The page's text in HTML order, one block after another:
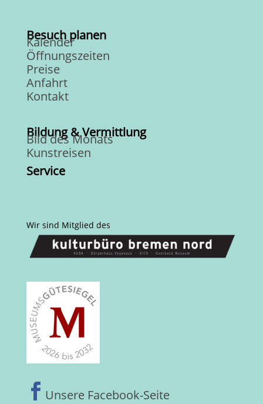
Besuch planen
Kalender
Öffnungszeiten
Preise
Anfahrt
Kontakt
Bildung & Vermittlung
Bild des Monats
Kunstreisen
Service
Wir sind Mitglied des
 Unsere Facebook-Seite